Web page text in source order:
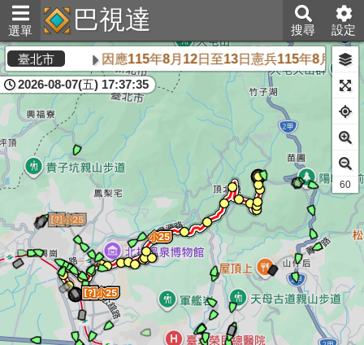
選單 巴視達 搜尋 設定
臺北市 因應115年8月12日至13日憲兵115年8月操演
2026-08-07(五) 17:37:35
61